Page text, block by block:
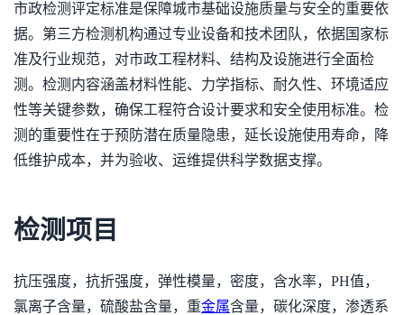
市政检测评定标准是保障城市基础设施质量与安全的重要依
据。第三方检测机构通过专业设备和技术团队，依据国家标
准及行业规范，对市政工程材料、结构及设施进行全面检
测。检测内容涵盖材料性能、力学指标、耐久性、环境适应
性等关键参数，确保工程符合设计要求和安全使用标准。检
测的重要性在于预防潜在质量隐患，延长设施使用寿命，降
低维护成本，并为验收、运维提供科学数据支撑。
检测项目
抗压强度，抗折强度，弹性模量，密度，含水率，PH值，
氯离子含量，硫酸盐含量，重金属含量，碳化深度，渗透系